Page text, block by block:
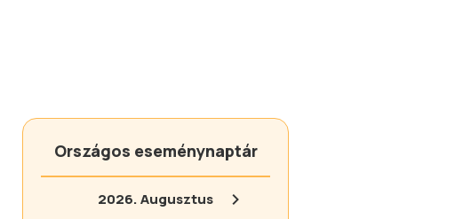
Országos eseménynaptár
2026.Augusztus